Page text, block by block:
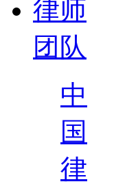
律师
团队
中
国
律